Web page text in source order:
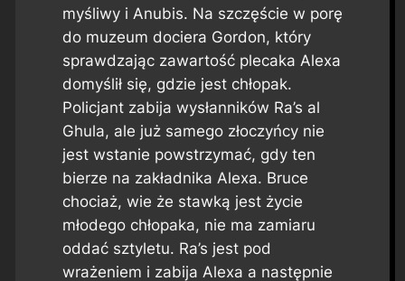
myśliwy i Anubis. Na szczęście w porę
do muzeum dociera Gordon, który
sprawdzając zawartość plecaka Alexa
domyślił się, gdzie jest chłopak.
Policjant zabija wysłanników Ra’s al
Ghula, ale już samego złoczyńcy nie
jest wstanie powstrzymać, gdy ten
bierze na zakładnika Alexa. Bruce
chociaż, wie że stawką jest życie
młodego chłopaka, nie ma zamiaru
oddać sztyletu. Ra’s jest pod
wrażeniem i zabija Alexa a następnie